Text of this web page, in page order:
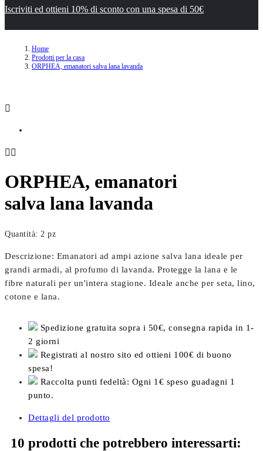
Iscriviti ed ottieni 10% di sconto con una spesa di 50€
Home
Prodotti per la casa
ORPHEA, emanatori salva lana lavanda

 
ORPHEA, emanatori
salva lana lavanda
Quantità: 2 pz
Descrizione: Emanatori ad ampi azione salva lana ideale per
grandi armadi, al profumo di lavanda. Protegge la lana e le
fibre naturali per un'intera stagione. Ideale anche per seta, lino,
cotone e lana.
Spedizione gratuita sopra i 50€, consegna rapida in 1-
2 giorni
Registrati al nostro sito ed ottieni 100€ di buono
spesa!
Raccolta punti fedeltà: Ogni 1€ speso guadagni 1
punto.
Dettagli del prodotto
10 prodotti che potrebbero interessarti: